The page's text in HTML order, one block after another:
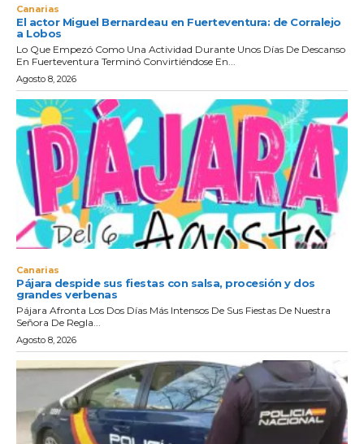
Canarias
El actor Miguel Bernardeau en Fuerteventura: de Corralejo
a Lobos
Lo Que Empezó Como Una Actividad Durante Unos Días De Descanso
En Fuerteventura Terminó Convirtiéndose En...
Agosto 8, 2026
Canarias
Pájara despide sus fiestas con salsa, procesión y dos
grandes verbenas
Pájara Afronta Los Dos Días Más Intensos De Sus Fiestas De Nuestra
Señora De Regla...
Agosto 8, 2026